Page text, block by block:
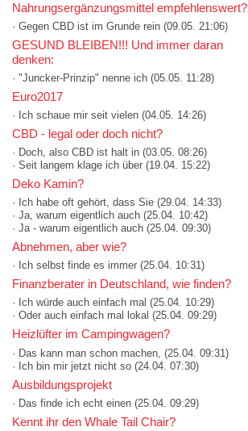
Nahrungsergänzungsmittel empfehlenswert?
· Gegen CBD ist im Grunde rein (09.05. 21:06)
GESUND BLEIBEN!!! Und immer daran
denken:
· "Juncker-Prinzip" nenne ich (05.05. 11:28)
Euro2017
· Ich schaue mir seit vielen (04.05. 14:26)
CBD - legal oder doch nicht?
· Doch, also CBD ist halt in (03.05. 08:26)
· Seit langem klage ich über (19.04. 15:22)
Deko Kamin?
· Ich habe oft gehört, dass Sie (29.04. 14:33)
· Ja, warum eigentlich auch (25.04. 10:42)
· Ja - warum eigentlich auch (25.04. 09:30)
Abnehmen, aber wie?
· Ich selbst finde es immer (25.04. 10:31)
Finanzberater in Deutschland, wie finden?
· Ich würde auch einfach mal (25.04. 10:29)
· Oder auch einfach mal lokal (25.04. 09:29)
Heizlüfter im Campingwagen?
· Das kann man schon machen, (25.04. 09:31)
· Ich bin mir jetzt nicht so (24.04. 07:30)
Ausbildungsprojekt
· Das finde ich echt einen (25.04. 09:29)
Kennt ihr den Whale Tail Chair?